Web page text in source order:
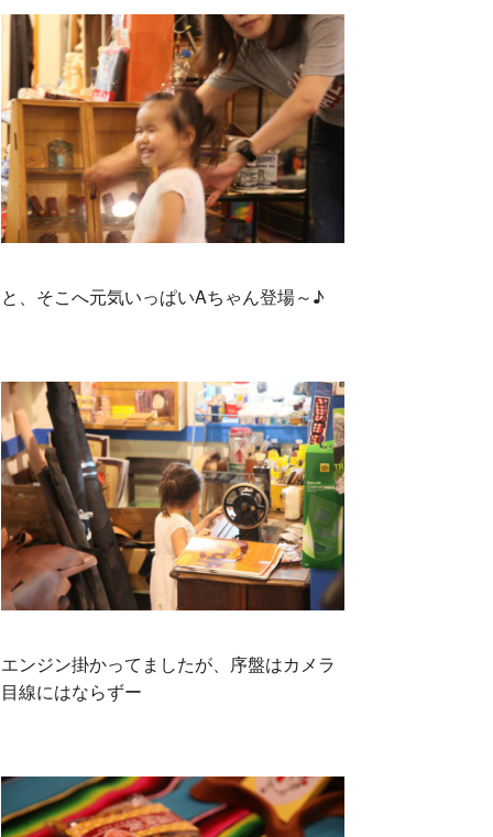
と、そこへ元気いっぱいAちゃん登場～♪
エンジン掛かってましたが、序盤はカメラ
目線にはならずー